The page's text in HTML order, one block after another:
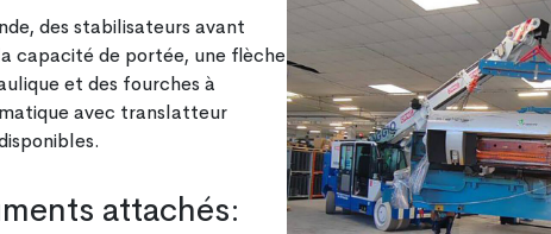
des stabilisateurs avant
capacité de portée, une flèche
et des fourches à
avec translatteur
attachés: